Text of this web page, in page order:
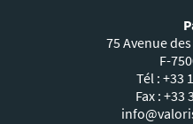
75 Avenue
F-
Tél : +33
Fax : +33